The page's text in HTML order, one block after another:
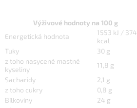
Výživové hodnoty na 100 g
Energetická hodnota
1553 kJ / 374
kcal
Tuky
30 g
z toho nasycené mastné
kyseliny
11,8 g
Sacharidy
2,1 g
z toho cukry
0,8 g
Bílkoviny
24 g